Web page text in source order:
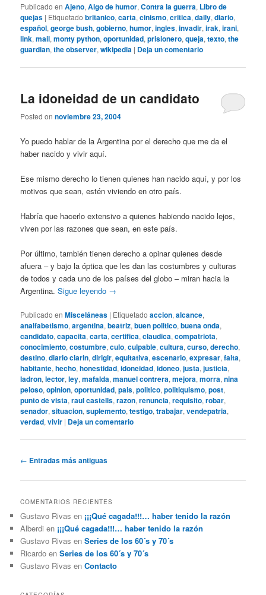
Publicado en Ajeno,Algo de humor,Contra la guerra, Libro de
quejas | Etiquetado britanico,carta,cinismo,critica,daily,diario,
español,george bush,gobierno,humor,ingles,invadir,irak,irani,
link,mail,monty python,oportunidad,prisionero,queja,texto,the
guardian,the observer,wikipedia | Deja un comentario
La idoneidad de un candidato
Posted onnoviembre 23, 2004
Yo puedo hablar de la Argentina por el derecho que me da el
haber nacido y vivir aquí.
Ese mismo derecho lo tienen quienes han nacido aquí, y por los
motivos que sean, estén viviendo en otro país.
Habría que hacerlo extensivo a quienes habiendo nacido lejos,
viven por las razones que sean, en este país.
Por último, también tienen derecho a opinar quienes desde
afuera – y bajo la óptica que les dan las costumbres y culturas
de todos y cada uno de los países del globo – miran hacia la
Argentina.Sigue leyendo →
Publicado en Misceláneas | Etiquetado accion,alcance,
analfabetismo,argentina,beatriz,buen politico,buena onda,
candidato,capacita,carta,certifica,claudica,compatriota,
conocimiento,costumbre,culo,culpable,cultura,curso,derecho,
destino,diario clarin,dirigir,equitativa,escenario,expresar,falta,
habitante,hecho,honestidad,idoneidad,idoneo,justa,justicia,
ladron,lector,ley,mafalda,manuel contrera,mejora,morra,nina
peloso,opinion,oportunidad,pais,politico,politiquismo,post,
punto de vista,raul castells,razon,renuncia,requisito,robar,
senador,situacion,suplemento,testigo,trabajar,vendepatria,
verdad,vivir | Deja un comentario
Navegación
entradas
← Entradas más antiguas
COMENTARIOS RECIENTES
Gustavo Rivas en ¡¡¡Qué cagada!!!… haber tenido la razón
Alberdi en ¡¡¡Qué cagada!!!… haber tenido la razón
Gustavo Rivas enSeries de los 60´s y 70´s
Ricardo enSeries de los 60´s y 70´s
Gustavo Rivas enContacto